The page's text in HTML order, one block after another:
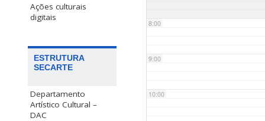
Ações culturais
digitais
ESTRUTURA
SECARTE
Departamento
Artístico Cultural –
DAC
8:00
9:00
10:00